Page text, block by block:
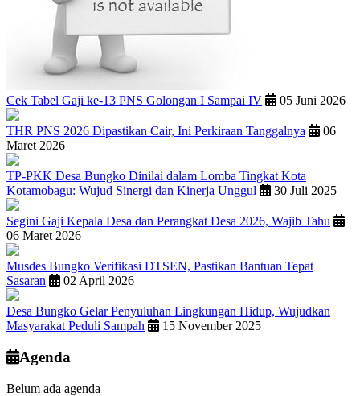
Cek Tabel Gaji ke-13 PNS Golongan I Sampai IV 05 Juni 2026
THR PNS 2026 Dipastikan Cair, Ini Perkiraan Tanggalnya
06
Maret 2026
TP-PKK Desa Bungko Dinilai dalam Lomba Tingkat Kota
Kotamobagu: Wujud Sinergi dan Kinerja Unggul
30 Juli 2025
Segini Gaji Kepala Desa dan Perangkat Desa 2026, Wajib Tahu
06 Maret 2026
Musdes Bungko Verifikasi DTSEN, Pastikan Bantuan Tepat
Sasaran
02 April 2026
Desa Bungko Gelar Penyuluhan Lingkungan Hidup, Wujudkan
Masyarakat Peduli Sampah
15 November 2025
Agenda
Belum ada agenda